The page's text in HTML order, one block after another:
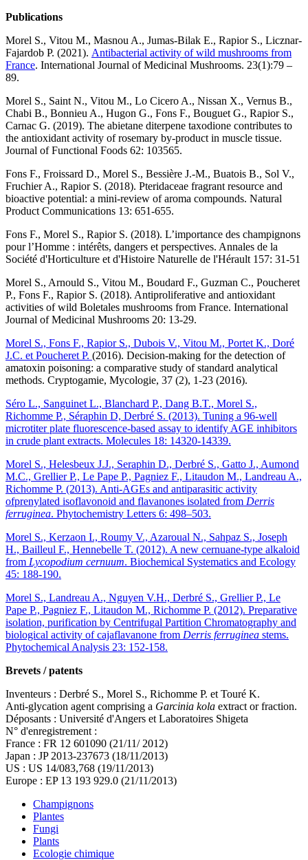
Publications
Morel S., Vitou M., Masnou A., Jumas-Bilak E., Rapior S., Licznar-
Fajardob P. (2021). Antibacterial activity of wild mushrooms from
France. International Journal of Medicinal Mushrooms. 23(1):79 –
89.
Morel S., Saint N., Vitou M., Lo Cicero A., Nissan X., Vernus B.,
Chabi B., Bonnieu A., Hugon G., Fons F., Bouguet G., Rapior S.,
Carnac G. (2019). The abietane diterpene taxodione contributes to
the antioxidant activity of rosemary by-product in muscle tissue.
Journal of Functional Foods 62: 103565.
Fons F., Froissard D., Morel S., Bessière J.-M., Buatois B., Sol V.,
Fruchier A., Rapior S. (2018). Pteridaceae fragrant resource and
bioactive potential: a mini-review of aroma compounds. Natural
Product Communications 13: 651-655.
Fons F., Morel S., Rapior S. (2018). L’importance des champignons
pour l’Homme : intérêts, dangers et perspectives. Annales de la
Société d'Horticulture et d'Histoire Naturelle de l'Hérault 157: 31-51
Morel S., Arnould S., Vitou M., Boudard F., Guzman C., Poucheret
P., Fons F., Rapior S. (2018). Antiproliferative and antioxidant
activities of wild Boletales mushrooms from France. International
Journal of Medicinal Mushrooms 20: 13-29.
Morel S., Fons F., Rapior S., Dubois V., Vitou M., Portet K., Doré
J.C. et Poucheret P. (2016). Decision-making for the detection of
amatoxin poisoning: a comparative study of standard analytical
methods. Cryptogamie, Mycologie, 37 (2), 1-23 (2016).
Séro L., Sanguinet L., Blanchard P., Dang B.T., Morel S.,
Richomme P., Séraphin D, Derbré S. (2013). Tuning a 96-well
microtiter plate fluorescence-based assay to identify AGE inhibitors
in crude plant extracts. Molecules 18: 14320-14339.
Morel S., Helesbeux J.J., Seraphin D., Derbré S., Gatto J., Aumond
M.C., Grellier P., Le Pape P., Pagniez F., Litaudon M., Landreau A.,
Richomme P. (2013). Anti-AGEs and antiparasitic activity
ofprenylated isoflavonoid and flavanones isolated from Derris
ferruginea. Phytochemistry Letters 6: 498–503.
Morel S., Kerzaon I., Roumy V., Azaroual N., Sahpaz S., Joseph
H., Bailleul F., Hennebelle T. (2012). A new cernuane-type alkaloid
from Lycopodium cernuum. Biochemical Systematics and Ecology
45: 188-190.
Morel S., Landreau A., Nguyen V.H., Derbré S., Grellier P., Le
Pape P., Pagniez F., Litaudon M., Richomme P. (2012). Preparative
isolation, purification by Centrifugal Partition Chromatography and
biological activity of cajaflavanone from Derris ferruginea stems.
Phytochemical Analysis 23: 152-158.
Brevets / patents
Inventeurs : Derbré S., Morel S., Richomme P. et Touré K.
Anti-glycation agent comprising a Garcinia kola extract or fraction.
Déposants : Université d'Angers et Laboratoires Shigeta
N° d'enregistrement :
France : FR 12 601090 (21/11/ 2012)
Japan : JP 2013-237673 (18/11/2013)
US : US 14/083,768 (19/11/2013)
Europe : EP 13 193 929.0 (21/11/2013)
Champignons
Plantes
Fungi
Plants
Ecologie chimique